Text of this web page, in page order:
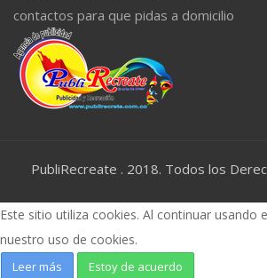
contactos para que pidas a domicilio
PubliRecreate . 2018. Todos los
Este sitio utiliza cookies. Al continuar usando
nuestro uso de cookies.
Leer más Estoy de acuerdo